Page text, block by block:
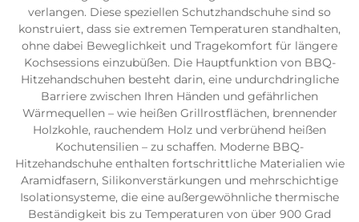
verlangen. Diese speziellen Schutzhandschuhe sind so
konstruiert, dass sie extremen Temperaturen standhalten,
ohne dabei Beweglichkeit und Tragekomfort für längere
Kochsessions einzubüßen. Die Hauptfunktion von BBQ-
Hitzehandschuhen besteht darin, eine undurchdringliche
Barriere zwischen Ihren Händen und gefährlichen
Wärmequellen – wie heißen Grillrostflächen, brennender
Holzkohle, rauchendem Holz und verbrühend heißen
Kochutensilien – zu schaffen. Moderne BBQ-
Hitzehandschuhe enthalten fortschrittliche Materialien wie
Aramidfasern, Silikonverstärkungen und mehrschichtige
Isolationsysteme, die eine außergewöhnliche thermische
Beständigkeit bis zu Temperaturen von über 900 Grad